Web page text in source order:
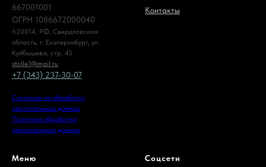
667001001
ОГРН 1086672000040
620014, РФ, Свердловская
область, г. Екатеринбург, ул.
Куйбышева, стр. 45
stolle1@mail.ru
+7 (343) 237-30-07
Согласие на обработку
персональных данных
Политика обработки
персональных данных
Контакты
Меню Соцсети